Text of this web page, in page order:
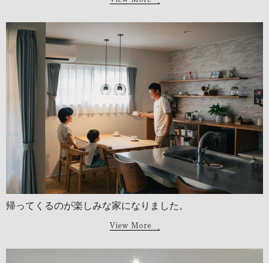
帰ってくるのが楽しみな家になりました。
View More